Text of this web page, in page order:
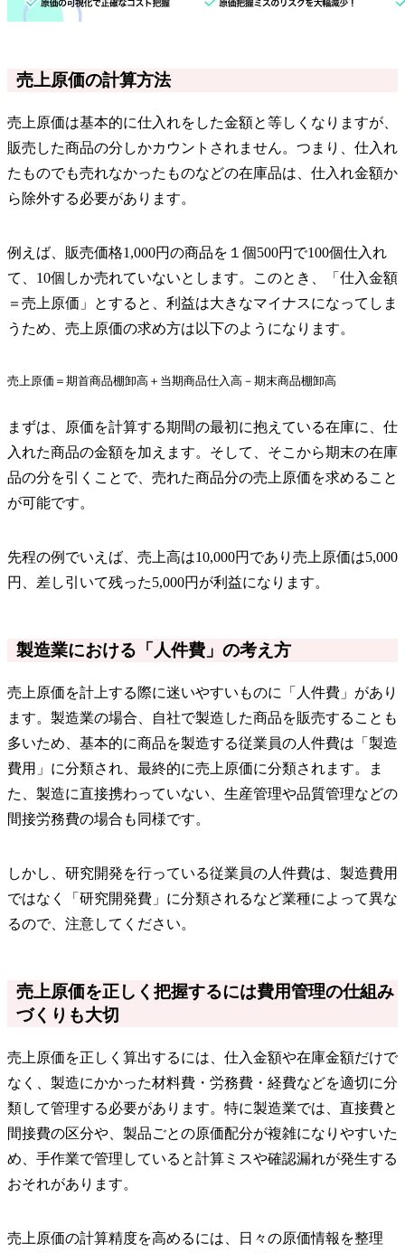
売上原価の計算方法
売上原価は基本的に仕入れをした金額と等しくなりますが、
販売した商品の分しかカウントされません。つまり、仕入れ
たものでも売れなかったものなどの在庫品は、仕入れ金額か
ら除外する必要があります。
例えば、販売価格1,000円の商品を１個500円で100個仕入れ
て、10個しか売れていないとします。このとき、「仕入金額
＝売上原価」とすると、利益は大きなマイナスになってしま
うため、売上原価の求め方は以下のようになります。
売上原価＝期首商品棚卸高＋当期商品仕入高－期末商品棚卸高
まずは、原価を計算する期間の最初に抱えている在庫に、仕
入れた商品の金額を加えます。そして、そこから期末の在庫
品の分を引くことで、売れた商品分の売上原価を求めること
が可能です。
先程の例でいえば、売上高は10,000円であり売上原価は5,000
円、差し引いて残った5,000円が利益になります。
製造業における「人件費」の考え方
売上原価を計上する際に迷いやすいものに「人件費」があり
ます。製造業の場合、自社で製造した商品を販売することも
多いため、基本的に商品を製造する従業員の人件費は「製造
費用」に分類され、最終的に売上原価に分類されます。ま
た、製造に直接携わっていない、生産管理や品質管理などの
間接労務費の場合も同様です。
しかし、研究開発を行っている従業員の人件費は、製造費用
ではなく「研究開発費」に分類されるなど業種によって異な
るので、注意してください。
売上原価を正しく把握するには費用管理の仕組み
づくりも大切
売上原価を正しく算出するには、仕入金額や在庫金額だけで
なく、製造にかかった材料費・労務費・経費などを適切に分
類して管理する必要があります。特に製造業では、直接費と
間接費の区分や、製品ごとの原価配分が複雑になりやすいた
め、手作業で管理していると計算ミスや確認漏れが発生する
おそれがあります。
売上原価の計算精度を高めるには、日々の原価情報を整理